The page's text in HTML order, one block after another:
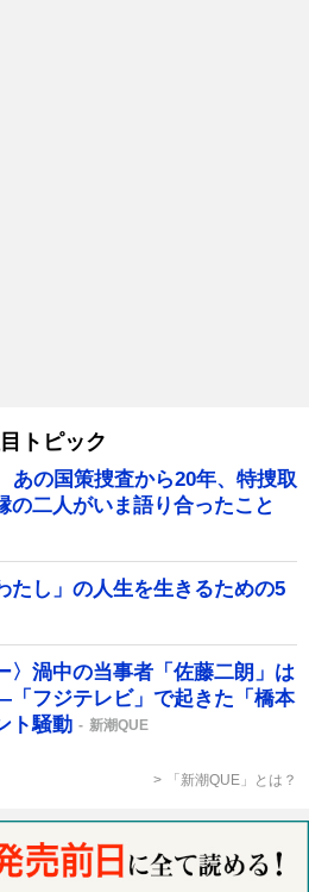
トピック
の国策捜査から20年、特捜取
の二人がいま語り合ったこと
たし」の人生を生きるための5
〉渦中の当事者「佐藤二朗」は
フジテレビ」で起きた「橋本
ト騒動
新潮QUE
「新潮QUE」とは？